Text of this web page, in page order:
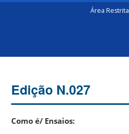
Área Restrita
Edição N.027
Como é/ Ensaios: